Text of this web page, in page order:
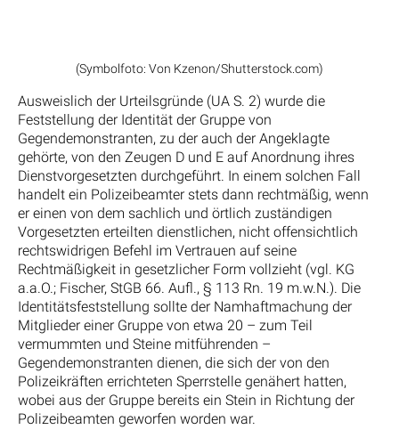
(Symbolfoto: Von Kzenon/Shutterstock.com)
Ausweislich der Urteilsgründe (UA S. 2) wurde die
Feststellung der Identität der Gruppe von
Gegendemonstranten, zu der auch der Angeklagte
gehörte, von den Zeugen D und E auf Anordnung ihres
Dienstvorgesetzten durchgeführt. In einem solchen Fall
handelt ein Polizeibeamter stets dann rechtmäßig, wenn
er einen von dem sachlich und örtlich zuständigen
Vorgesetzten erteilten dienstlichen, nicht offensichtlich
rechtswidrigen Befehl im Vertrauen auf seine
Rechtmäßigkeit in gesetzlicher Form vollzieht (vgl. KG
a.a.O.; Fischer, StGB 66. Aufl., § 113 Rn. 19 m.w.N.). Die
Identitätsfeststellung sollte der Namhaftmachung der
Mitglieder einer Gruppe von etwa 20 – zum Teil
vermummten und Steine mitführenden –
Gegendemonstranten dienen, die sich der von den
Polizeikräften errichteten Sperrstelle genähert hatten,
wobei aus der Gruppe bereits ein Stein in Richtung der
Polizeibeamten geworfen worden war.